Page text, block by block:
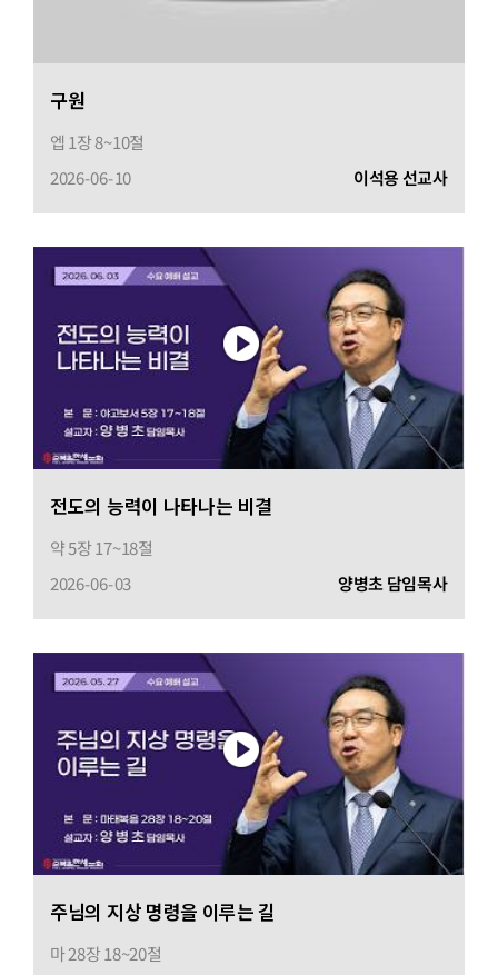
구원
엡 1장 8~10절
2026-06-10
이석용 선교사
전도의 능력이 나타나는 비결
약 5장 17~18절
2026-06-03
양병초 담임목사
주님의 지상 명령을 이루는 길
마 28장 18~20절